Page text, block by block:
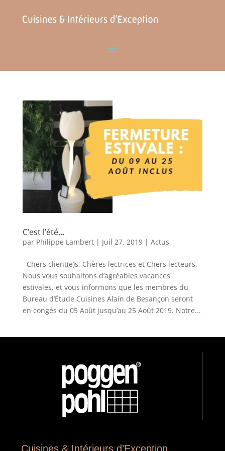
C’est l’été…
par Philippe Lambert| Juil 27, 2019| Actus
Chers client(e)s, Chères lectrices et Chers lecteurs,
Nous vous souhaitons d’agréables vacances
estivales, et vous informons que les membres du
Bureau d’Étude Cuisines Alain de Besançon seront
en congés du 05 Août jusqu’au 25 Août 2019. Notre...
Cuisines & Intérieurs d’Exception